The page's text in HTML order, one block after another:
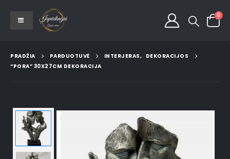
0
PRADŽIA PARDUOTUVĖ INTERJERAS, DEKORACIJOS
“PORA” 30X27CM DEKORACIJA